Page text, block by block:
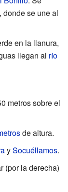
, donde se une al
en la llanura,
llegan al río
metros sobre el
de altura.
ySocuéllamos.
(por la derecha)